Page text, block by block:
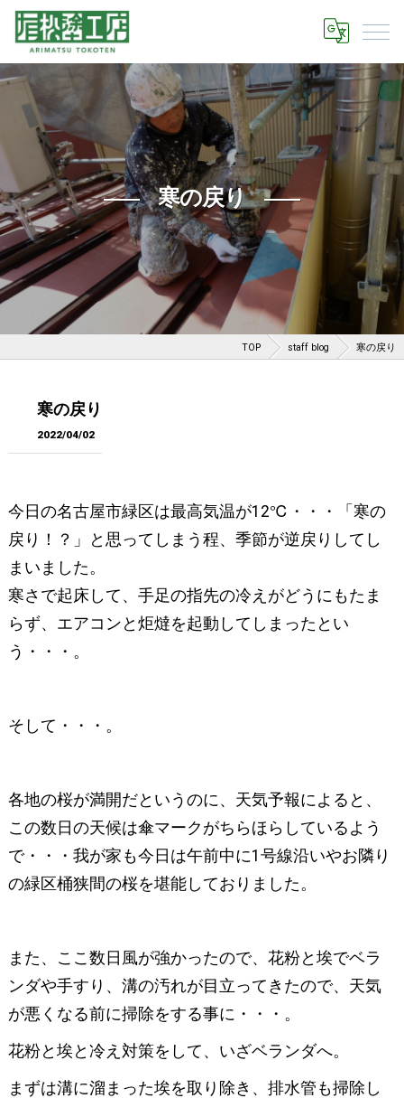
寒の戻り
TOP staff blog 寒の戻り
寒の戻り
2022/04/02
今日の名古屋市緑区は最高気温が12℃・・・「寒の
戻り！？」と思ってしまう程、季節が逆戻りしてし
まいました。
寒さで起床して、手足の指先の冷えがどうにもたま
らず、エアコンと炬燵を起動してしまったとい
う・・・。
そして・・・。
各地の桜が満開だというのに、天気予報によると、
この数日の天候は傘マークがちらほらしているよう
で・・・我が家も今日は午前中に1号線沿いやお隣り
の緑区桶狭間の桜を堪能しておりました。
また、ここ数日風が強かったので、花粉と埃でベラ
ンダや手すり、溝の汚れが目立ってきたので、天気
が悪くなる前に掃除をする事に・・・。
花粉と埃と冷え対策をして、いざベランダへ。
まずは溝に溜まった埃を取り除き、排水管も掃除し